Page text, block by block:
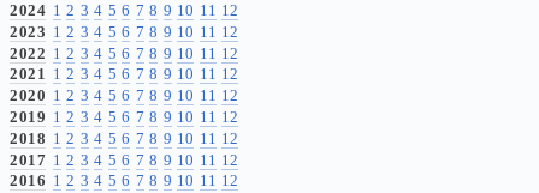
2024 1 2 3 4 5 6 7 8 9 10 11 12
2023 1 2 3 4 5 6 7 8 9 10 11 12
2022 1 2 3 4 5 6 7 8 9 10 11 12
2021 1 2 3 4 5 6 7 8 9 10 11 12
2020 1 2 3 4 5 6 7 8 9 10 11 12
2019 1 2 3 4 5 6 7 8 9 10 11 12
2018 1 2 3 4 5 6 7 8 9 10 11 12
2017 1 2 3 4 5 6 7 8 9 10 11 12
2016 1 2 3 4 5 6 7 8 9 10 11 12